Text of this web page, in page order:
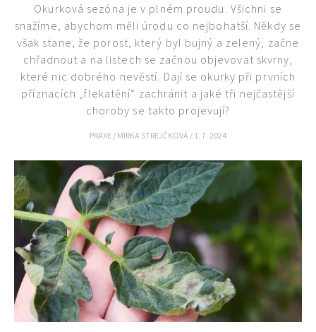
65 Kč
Objednat >
Naše krásná zahrada Speciál
Okurková sezóna je v plném proudu. Všichni se
snažíme, abychom měli úrodu co nejbohatší. Někdy se
však stane, že porost, který byl bujný a zelený, začne
chřadnout a na listech se začnou objevovat skvrny,
které nic dobrého nevěstí. Dají se okurky při prvních
příznacích „flekatění“ zachránit a jaké tři nejčastější
choroby se takto projevují?
PRAXE / MIRKA STREJČKOVÁ / 1. 7. 2024